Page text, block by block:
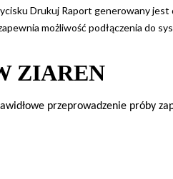
Drukuj Raport generowany jest
możliwość podłączenia do
ZIAREN
przeprowadzenie próby